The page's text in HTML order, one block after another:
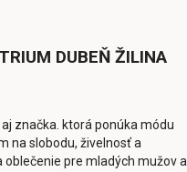
DUBEŇ ŽILINA
značka. ktorá ponúka módu
na slobodu, živelnosť a
oblečenie pre mladých mužov a